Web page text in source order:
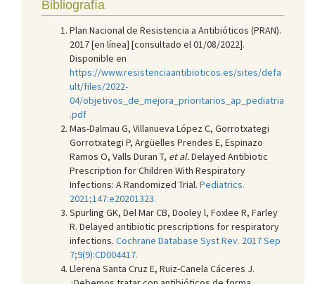
Bibliografía
Plan Nacional de Resistencia a Antibióticos (PRAN).
2017 [en línea] [consultado el 01/08/2022].
Disponible en
https://www.resistenciaantibioticos.es/sites/defa
ult/files/2022-
04/objetivos_de_mejora_prioritarios_ap_pediatria
.pdf
Mas-Dalmau G, Villanueva López C, Gorrotxategi
Gorrotxategi P, Argüelles Prendes E, Espinazo
Ramos O, Valls Duran T, et al.Delayed Antibiotic
Prescription for Children With Respiratory
Infections: A Randomized Trial. Pediatrics.
2021;147:e20201323.
Spurling GK, Del Mar CB, Dooley l, Foxlee R, Farley
R. Delayed antibiotic prescriptions for respiratory
infections. Cochrane Database Syst Rev. 2017 Sep
7;9(9):CD004417.
Llerena Santa Cruz E, Ruiz-Canela Cáceres J.